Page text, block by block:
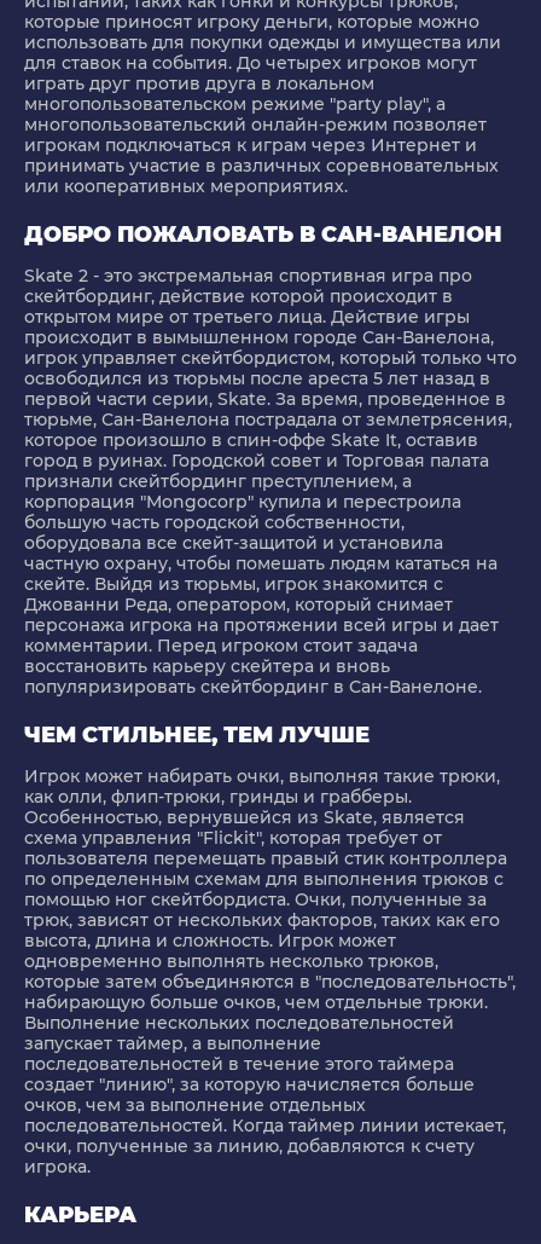
которые приносят игроку деньги, которые можно
использовать для покупки одежды и имущества или
для ставок на события. До четырех игроков могут
играть друг против друга в локальном
многопользовательском режиме "party play", а
многопользовательский онлайн-режим позволяет
игрокам подключаться к играм через Интернет и
принимать участие в различных соревновательных
или кооперативных мероприятиях.
ДОБРО ПОЖАЛОВАТЬ В САН-ВАНЕЛОН
Skate 2 - это экстремальная спортивная игра про
скейтбординг, действие которой происходит в
открытом мире от третьего лица. Действие игры
происходит в вымышленном городе Сан-Ванелона,
игрок управляет скейтбордистом, который только что
освободился из тюрьмы после ареста 5 лет назад в
первой части серии, Skate. За время, проведенное в
тюрьме, Сан-Ванелона пострадала от землетрясения,
которое произошло в спин-оффе Skate It, оставив
город в руинах. Городской совет и Торговая палата
признали скейтбординг преступлением, а
корпорация "Mongocorp" купила и перестроила
большую часть городской собственности,
оборудовала все скейт-защитой и установила
частную охрану, чтобы помешать людям кататься на
скейте. Выйдя из тюрьмы, игрок знакомится с
Джованни Реда, оператором, который снимает
персонажа игрока на протяжении всей игры и дает
комментарии. Перед игроком стоит задача
восстановить карьеру скейтера и вновь
популяризировать скейтбординг в Сан-Ванелоне.
ЧЕМ СТИЛЬНЕЕ, ТЕМ ЛУЧШЕ
Игрок может набирать очки, выполняя такие трюки,
как олли, флип-трюки, гринды и грабберы.
Особенностью, вернувшейся из Skate, является
схема управления "Flickit", которая требует от
пользователя перемещать правый стик контроллера
по определенным схемам для выполнения трюков с
помощью ног скейтбордиста. Очки, полученные за
трюк, зависят от нескольких факторов, таких как его
высота, длина и сложность. Игрок может
одновременно выполнять несколько трюков,
которые затем объединяются в "последовательность",
набирающую больше очков, чем отдельные трюки.
Выполнение нескольких последовательностей
запускает таймер, а выполнение
последовательностей в течение этого таймера
создает "линию", за которую начисляется больше
очков, чем за выполнение отдельных
последовательностей. Когда таймер линии истекает,
очки, полученные за линию, добавляются к счету
игрока.
КАРЬЕРА